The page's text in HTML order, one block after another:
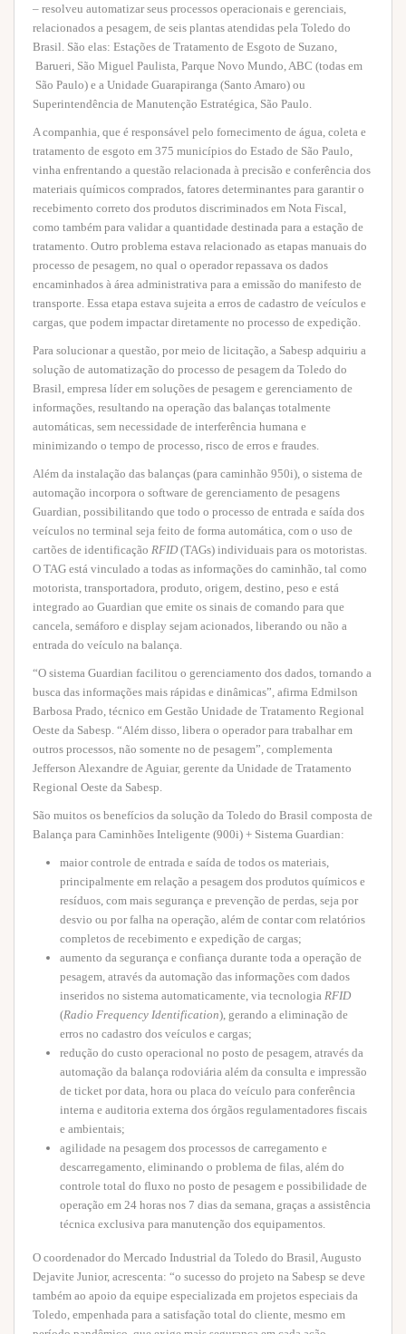
– resolveu automatizar seus processos operacionais e gerenciais,
relacionados a pesagem, de seis plantas atendidas pela Toledo do
Brasil. São elas: Estações de Tratamento de Esgoto de Suzano,
Barueri, São Miguel Paulista, Parque Novo Mundo, ABC (todas em
São Paulo) e a Unidade Guarapiranga (Santo Amaro) ou
Superintendência de Manutenção Estratégica, São Paulo.
A companhia, que é responsável pelo fornecimento de água, coleta e
tratamento de esgoto em 375 municípios do Estado de São Paulo,
vinha enfrentando a questão relacionada à precisão e conferência dos
materiais químicos comprados, fatores determinantes para garantir o
recebimento correto dos produtos discriminados em Nota Fiscal,
como também para validar a quantidade destinada para a estação de
tratamento. Outro problema estava relacionado as etapas manuais do
processo de pesagem, no qual o operador repassava os dados
encaminhados à área administrativa para a emissão do manifesto de
transporte. Essa etapa estava sujeita a erros de cadastro de veículos e
cargas, que podem impactar diretamente no processo de expedição.
Para solucionar a questão, por meio de licitação, a Sabesp adquiriu a
solução de automatização do processo de pesagem da Toledo do
Brasil, empresa líder em soluções de pesagem e gerenciamento de
informações, resultando na operação das balanças totalmente
automáticas, sem necessidade de interferência humana e
minimizando o tempo de processo, risco de erros e fraudes.
Além da instalação das balanças (para caminhão 950i), o sistema de
automação incorpora o software de gerenciamento de pesagens
Guardian, possibilitando que todo o processo de entrada e saída dos
veículos no terminal seja feito de forma automática, com o uso de
cartões de identificação RFID (TAGs) individuais para os motoristas.
O TAG está vinculado a todas as informações do caminhão, tal como
motorista, transportadora, produto, origem, destino, peso e está
integrado ao Guardian que emite os sinais de comando para que
cancela, semáforo e display sejam acionados, liberando ou não a
entrada do veículo na balança.
“O sistema Guardian facilitou o gerenciamento dos dados, tornando a
busca das informações mais rápidas e dinâmicas”, afirma Edmilson
Barbosa Prado, técnico em Gestão Unidade de Tratamento Regional
Oeste da Sabesp. “Além disso, libera o operador para trabalhar em
outros processos, não somente no de pesagem”, complementa
Jefferson Alexandre de Aguiar, gerente da Unidade de Tratamento
Regional Oeste da Sabesp.
São muitos os benefícios da solução da Toledo do Brasil composta de
Balança para Caminhões Inteligente (900i) + Sistema Guardian:
maior controle de entrada e saída de todos os materiais,
principalmente em relação a pesagem dos produtos químicos e
resíduos, com mais segurança e prevenção de perdas, seja por
desvio ou por falha na operação, além de contar com relatórios
completos de recebimento e expedição de cargas;
aumento da segurança e confiança durante toda a operação de
pesagem, através da automação das informações com dados
inseridos no sistema automaticamente, via tecnologia RFID
(Radio Frequency Identification), gerando a eliminação de
erros no cadastro dos veículos e cargas;
redução do custo operacional no posto de pesagem, através da
automação da balança rodoviária além da consulta e impressão
de ticket por data, hora ou placa do veículo para conferência
interna e auditoria externa dos órgãos regulamentadores fiscais
e ambientais;
agilidade na pesagem dos processos de carregamento e
descarregamento, eliminando o problema de filas, além do
controle total do fluxo no posto de pesagem e possibilidade de
operação em 24 horas nos 7 dias da semana, graças a assistência
técnica exclusiva para manutenção dos equipamentos.
O coordenador do Mercado Industrial da Toledo do Brasil, Augusto
Dejavite Junior, acrescenta: “o sucesso do projeto na Sabesp se deve
também ao apoio da equipe especializada em projetos especiais da
Toledo, empenhada para a satisfação total do cliente, mesmo em